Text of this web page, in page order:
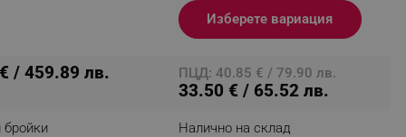
Изберете вариация
/ 459.89 лв. ПЦД: 40.85 € / 79.90 лв.
33.50 € / 65.52 лв.
Налично на склад
visitors. The lifetime